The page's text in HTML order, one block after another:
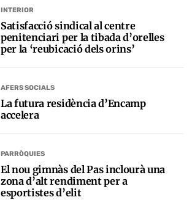
INTERIOR
Satisfacció sindical al centre
penitenciari per la tibada d’orelles
per la ‘reubicació dels orins’
AFERS SOCIALS
La futura residència d’Encamp
accelera
PARRÒQUIES
El nou gimnàs del Pas inclourà una
zona d’alt rendiment per a
esportistes d’elit